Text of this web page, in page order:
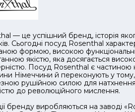
кольорового декору.
як частину чайної
до вже наявного сервізу.
з білим посудом,
серветками, сріблястим
і класичним сервуванням
чи десертного столу.
— це успішний бренд, історія
Сьогодні посуд Rosenthal
формою, високою
якістю, яка досягається
Посуд Rosenthal є частиною
Німеччини й переконують у тому,
рушійною силою для
до революційного мислення.
бренду виробляються на заводі